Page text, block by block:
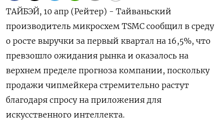
ТАЙБЭЙ, 10 апр (Рейтер) - Тайваньский
производитель микросхем TSMC сообщил в среду
о росте выручки за первый квартал на 16,5%, что
превзошло ожидания рынка и оказалось на
верхнем пределе прогноза компании, поскольку
продажи чипмейкера стремительно растут
благодаря спросу на приложения для
искусственного интеллекта.